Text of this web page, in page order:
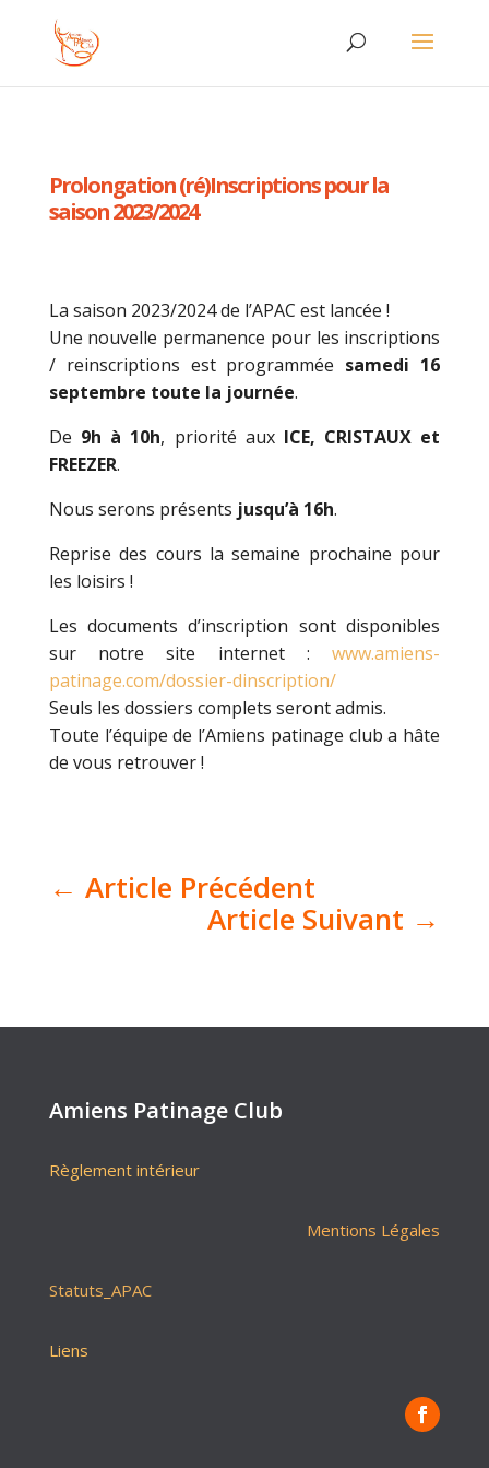
Prolongation (ré)Inscriptions pour la
saison 2023/2024
La saison 2023/2024 de l’APAC est lancée !
Une nouvelle permanence pour les inscriptions
/ reinscriptions est programmée samedi 16
septembre toute la journée.
De 9h à 10h, priorité aux ICE, CRISTAUX et
FREEZER.
Nous serons présents jusqu’à 16h.
Reprise des cours la semaine prochaine pour
les loisirs !
Les documents d’inscription sont disponibles
sur notre site internet :www.amiens-
patinage.com/dossier-dinscription/
Seuls les dossiers complets seront admis.
Toute l’équipe de l’Amiens patinage club a hâte
de vous retrouver !
← Article Précédent
Article Suivant →
Amiens Patinage Club
Règlement intérieur
Mentions Légales
Statuts_APAC
Liens